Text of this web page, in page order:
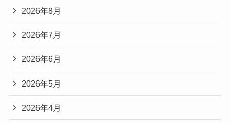
2026年8月
2026年7月
2026年6月
2026年5月
2026年4月